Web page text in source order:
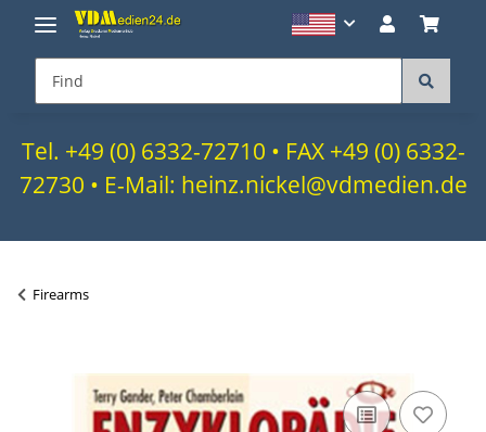
Tel. +49 (0) 6332-72710 • FAX +49 (0) 6332-
72730 • E-Mail: heinz.nickel@vdmedien.de
Firearms